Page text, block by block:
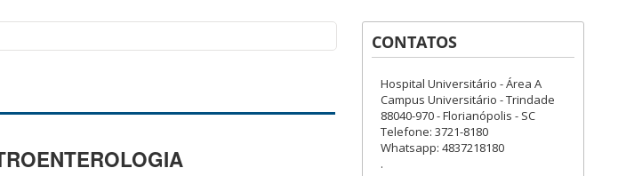
CONTATOS
Hospital Universitário - Área A
Campus Universitário - Trindade
88040-970 - Florianópolis - SC
Telefone: 3721-8180
Whatsapp: 4837218180
.